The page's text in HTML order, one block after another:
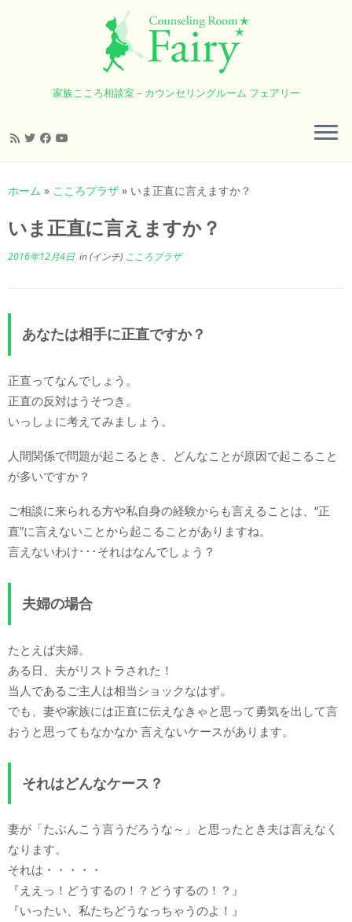
ン
ン
へ
家族こころ相談室 – カウンセリングルーム フェアリー
ホーム » こころプラザ » いま正直に言えますか？
いま正直に言えますか？
2016年12月4日 in (インチ) こころプラザ
あなたは相手に正直ですか？
正直ってなんでしょう。
正直の反対はうそつき。
いっしょに考えてみましょう。
人間関係で問題が起こるとき、どんなことが原因で起こること
が多いですか？
ご相談に来られる方や私自身の経験からも言えることは、“正
直”に言えないことから起こることがありますね。
言えないわけ･･･それはなんでしょう？
夫婦の場合
たとえば夫婦。
ある日、夫がリストラされた！
当人であるご主人は相当ショックなはず。
でも、妻や家族には正直に伝えなきゃと思って勇気を出して言
おうと思ってもなかなか 言えないケースがあります。
それはどんなケース？
妻が「たぶんこう言うだろうな～」と思ったとき夫は言えなく
なります。
それは・・・・・
『ええっ！どうするの！？どうするの！？』
『いったい、私たちどうなっちゃうのよ！』